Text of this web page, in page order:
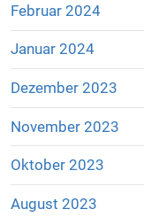
Februar 2024
Januar 2024
Dezember 2023
November 2023
Oktober 2023
August 2023